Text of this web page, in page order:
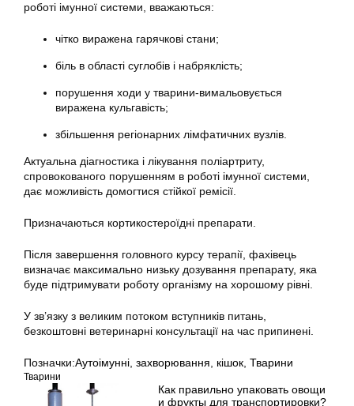
роботі імунної системи, вважаються:
чітко виражена гарячкові стани;
біль в області суглобів і набряклість;
порушення ходи у тварини-вимальовується
виражена кульгавість;
збільшення регіонарних лімфатичних вузлів.
Актуальна діагностика і лікування поліартриту,
спровокованого порушенням в роботі імунної системи,
дає можливість домогтися стійкої ремісії.
Призначаються кортикостероїдні препарати.
Після завершення головного курсу терапії, фахівець
визначає максимально низьку дозування препарату, яка
буде підтримувати роботу організму на хорошому рівні.
У зв’язку з великим потоком вступників питань,
безкоштовні ветеринарні консультації на час припинені.
Позначки:Аутоімунні захворювання кішок Тварини
Тварини
Как правильно упаковать овощи
и фрукты для транспортировки?